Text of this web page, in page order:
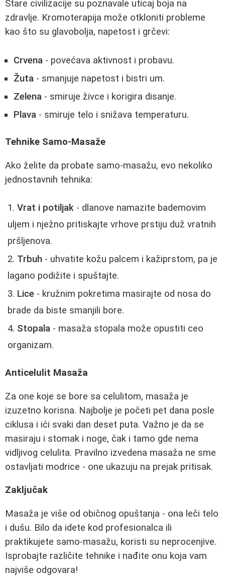
Stare civilizacije su poznavale uticaj boja na
zdravlje. Kromoterapija može otkloniti probleme
kao što su glavobolja, napetost i grčevi:
Crvena - povećava aktivnost i probavu.
Žuta - smanjuje napetost i bistri um.
Zelena - smiruje živce i korigira disanje.
Plava - smiruje telo i snižava temperaturu.
Tehnike Samo-Masaže
Ako želite da probate samo-masažu, evo nekoliko
jednostavnih tehnika:
Vrat i potiljak - dlanove namazite bademovim
uljem i nježno pritiskajte vrhove prstiju duž vratnih
pršljenova.
Trbuh - uhvatite kožu palcem i kažiprstom, pa je
lagano podižite i spuštajte.
Lice - kružnim pokretima masirajte od nosa do
brade da biste smanjili bore.
Stopala - masaža stopala može opustiti ceo
organizam.
Anticelulit Masaža
Za one koje se bore sa celulitom, masaža je
izuzetno korisna. Najbolje je početi pet dana posle
ciklusa i ići svaki dan deset puta. Važno je da se
masiraju i stomak i noge, čak i tamo gde nema
vidljivog celulita. Pravilno izvedena masaža ne sme
ostavljati modrice - one ukazuju na prejak pritisak.
Zaključak
Masaža je više od običnog opuštanja - ona leči telo
i dušu. Bilo da idete kod profesionalca ili
praktikujete samo-masažu, koristi su neprocenjive.
Isprobajte različite tehnike i nađite onu koja vam
najviše odgovara!